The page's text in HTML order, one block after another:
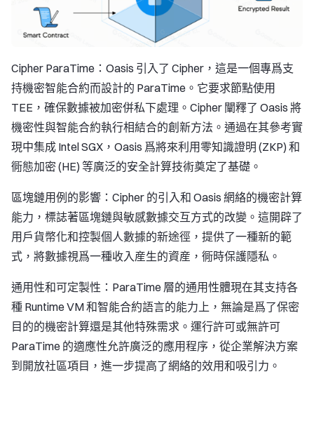
Cipher ParaTime：Oasis 引入了 Cipher，這是一個專爲支
持機密智能合約而設計的 ParaTime。它要求節點使用
TEE，確保數據被加密併私下處理。Cipher 闡釋了 Oasis 將
機密性與智能合約執行相結合的創新方法。通過在其參考實
現中集成 Intel SGX，Oasis 爲將來利用零知識證明 (ZKP) 和
衕態加密 (HE) 等廣泛的安全計算技術奠定了基礎。
區塊鏈用例的影響：Cipher 的引入和 Oasis 網絡的機密計算
能力，標誌著區塊鏈與敏感數據交互方式的改變。這開辟了
用戶貨幣化和控製個人數據的新途徑，提供了一種新的範
式，將數據視爲一種收入産生的資産，衕時保護隱私。
通用性和可定製性：ParaTime 層的通用性體現在其支持各
種 Runtime VM 和智能合約語言的能力上，無論是爲了保密
目的的機密計算還是其他特殊需求。運行許可或無許可
ParaTime 的適應性允許廣泛的應用程序，從企業解決方案
到開放社區項目，進一步提高了網絡的效用和吸引力。